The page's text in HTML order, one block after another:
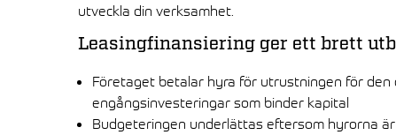
utveckla din verksamhet.
Leasingfinansiering ger ett brett
Företaget betalar hyra för utrustningen för
engångsinvesteringar som binder kapital
Budgeteringen underlättas eftersom hyrorna